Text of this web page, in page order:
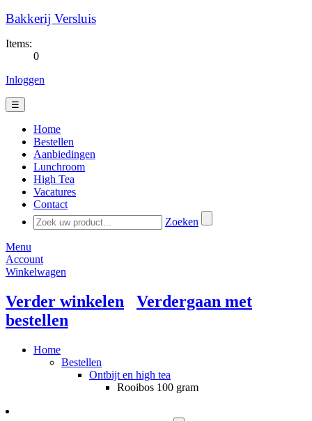
Bakkerij Versluis
Items:
0
Inloggen
☰
Home
Bestellen
Aanbiedingen
Lunchroom
High Tea
Vacatures
Contact
Zoeken
Menu
Account
Winkelwagen
Verder winkelen
Verdergaan met
bestellen
Home
Bestellen
Ontbijt en high tea
Rooibos 100 gram